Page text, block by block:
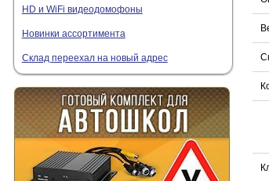
HD и WiFi видеодомофоны
Новинки ассортимента
Склад переехал на новый адрес